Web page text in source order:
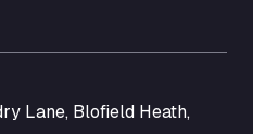
Lane, Blofield Heath,